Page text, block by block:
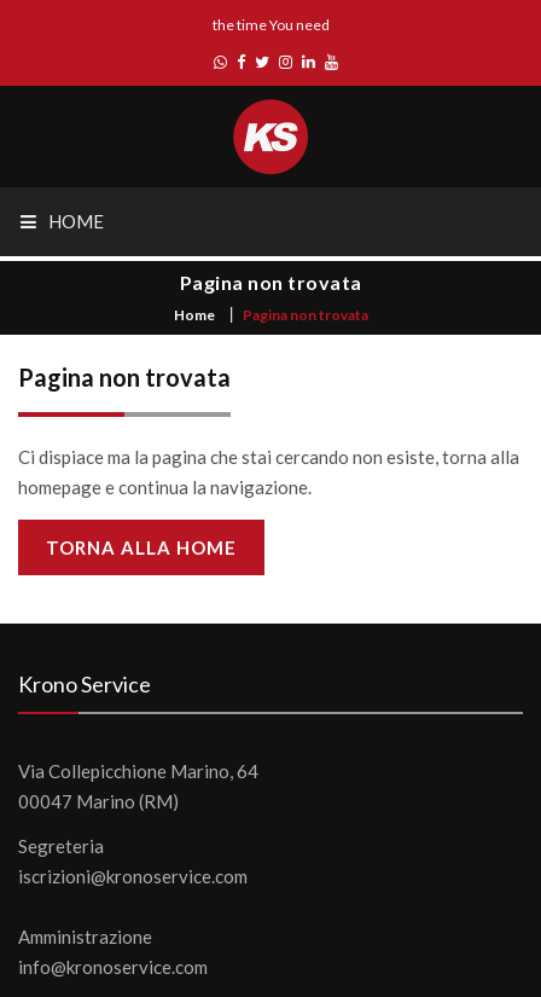
the time You need
HOME
Pagina non trovata
Home Pagina non trovata
Pagina non trovata
Ci dispiace ma la pagina che stai cercando non esiste, torna alla
homepage e continua la navigazione.
TORNA ALLA HOME
Krono Service
Via Collepicchione Marino, 64
00047 Marino (RM)
Segreteria
iscrizioni@kronoservice.com
Amministrazione
info@kronoservice.com